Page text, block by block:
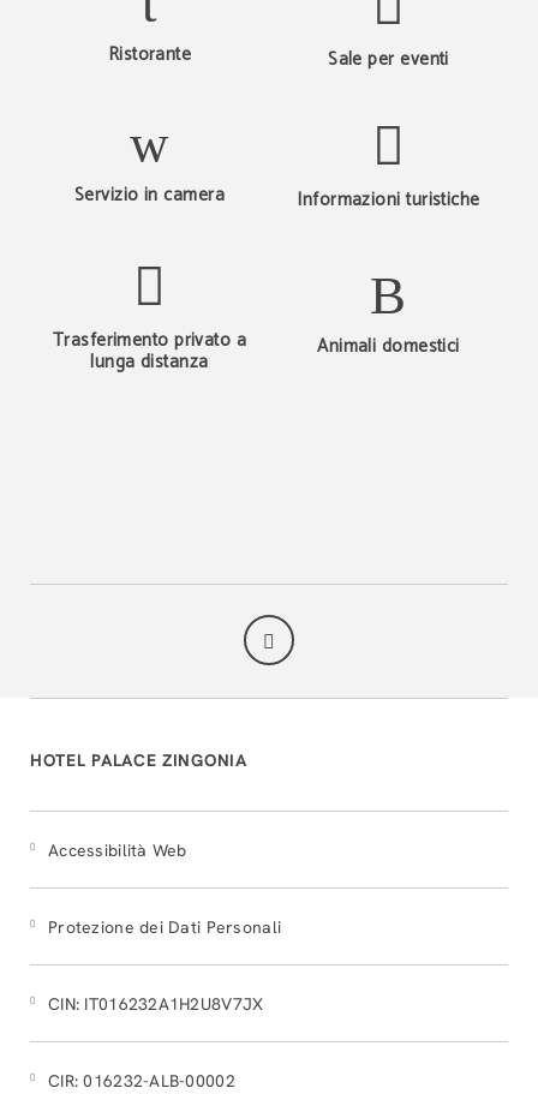
Ristorante Sale per eventi
Servizio in camera Informazioni turistiche
Trasferimento privato a
lunga distanza
Animali domestici
HOTEL PALACE ZINGONIA
Accessibilità Web
Protezione dei Dati Personali
CIN: IT016232A1H2U8V7JX
CIR: 016232-ALB-00002